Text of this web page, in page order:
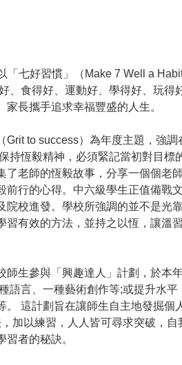
「七好習慣」 （ Make 7 Well a
、食得好、運動好、學得好、玩得
長攜手追求幸福豐盛的人生。
（Grit to success） 為年度主題，強調
持恆毅精神，必須緊記當初對目標
了老師的恆毅故事，分享一個個老
前行的心得。中六級學生正值備戰
院校進發。學校所強調的並不是光
習有效的方法，並持之以恆，讓溫
師生參與「興趣達人」計劃，於本
語言、一種藝術創作等;或提升水平
。 這計劃旨在讓師生自主地發掘個
加以練習，人人皆可尋求突破，
習者的秘訣。